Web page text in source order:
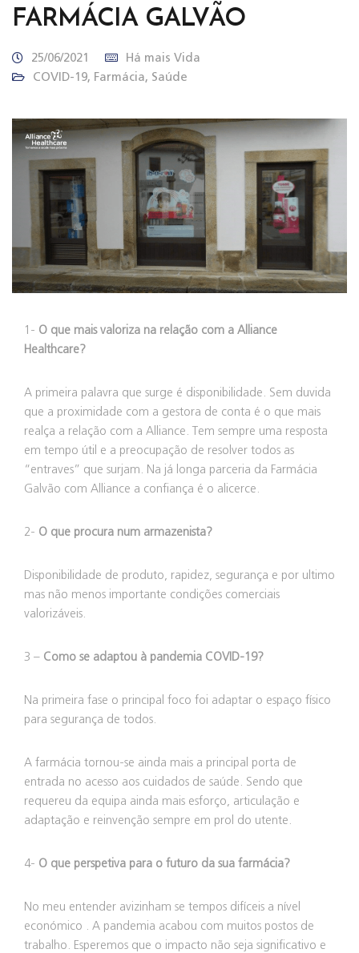
FARMÁCIA GALVÃO
25/06/2021
Há mais Vida
COVID-19, Farmácia, Saúde
1- O que mais valoriza na relação com a Alliance
Healthcare?
A primeira palavra que surge é disponibilidade. Sem duvida
que a proximidade com a gestora de conta é o que mais
realça a relação com a Alliance. Tem sempre uma resposta
em tempo útil e a preocupação de resolver todos as
“entraves” que surjam. Na já longa parceria da Farmácia
Galvão com Alliance a confiança é o alicerce.
2- O que procura num armazenista?
Disponibilidade de produto, rapidez, segurança e por ultimo
mas não menos importante condições comerciais
valorizáveis.
3 – Como se adaptou à pandemia COVID-19?
Na primeira fase o principal foco foi adaptar o espaço físico
para segurança de todos.
A farmácia tornou-se ainda mais a principal porta de
entrada no acesso aos cuidados de saúde. Sendo que
requereu da equipa ainda mais esforço, articulação e
adaptação e reinvenção sempre em prol do utente.
4- O que perspetiva para o futuro da sua farmácia?
No meu entender avizinham se tempos difíceis a nível
económico . A pandemia acabou com muitos postos de
trabalho. Esperemos que o impacto não seja significativo e